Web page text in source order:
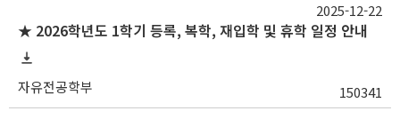
★ 2026학년도 1학기 등록, 복학, 재입학 및 휴학 일정 안내
자유전공학부 150341
2025-12-22